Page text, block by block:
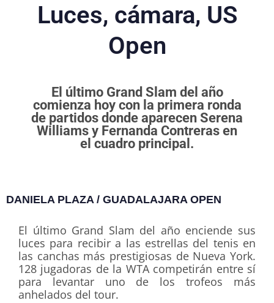
Luces, cámara, US
Open
El último Grand Slam del año
comienza hoy con la primera ronda
de partidos donde aparecen Serena
Williams y Fernanda Contreras en
el cuadro principal.
DANIELA PLAZA / GUADALAJARA OPEN
El último Grand Slam del año enciende sus
luces para recibir a las estrellas del tenis en
las canchas más prestigiosas de Nueva York.
128 jugadoras de la WTA competirán entre sí
para levantar uno de los trofeos más
anhelados del tour.